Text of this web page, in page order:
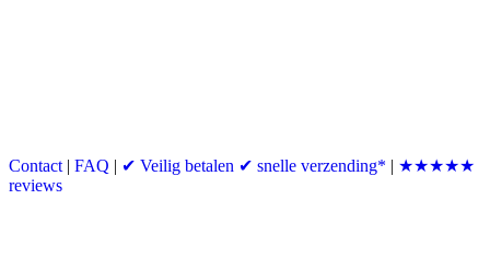
Contact | FAQ | ✔ Veilig betalen ✔ snelle verzending* | ★★★★★
reviews